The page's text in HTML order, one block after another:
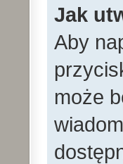
Jak
Aby
może